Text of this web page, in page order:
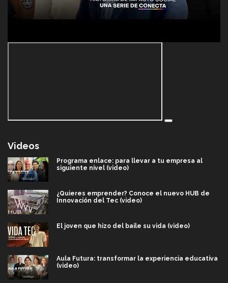
Videos
Programa enlace: para llevar a tu empresa al
siguiente nivel (video)
¿Quieres emprender? Conoce el nuevo HUB de
Innovación del Tec (video)
El joven que hizo del baile su vida (video)
Aula Futura: transformar la experiencia educativa
(video)